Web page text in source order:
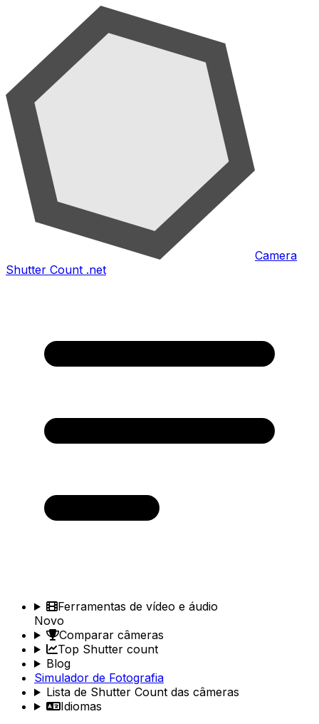
Camera
Shutter Count .net
Ferramentas de vídeo e áudio
Novo
Comparar câmeras
Top Shutter count
Blog
Simulador de Fotografia
Lista de Shutter Count das câmeras
Idiomas